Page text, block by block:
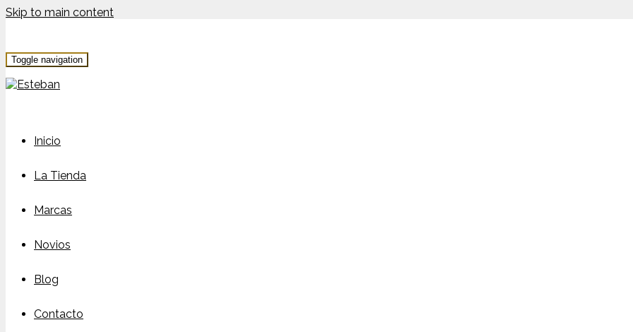
Skip to main content
Toggle navigation
Inicio
La Tienda
Marcas
Novios
Blog
Contacto